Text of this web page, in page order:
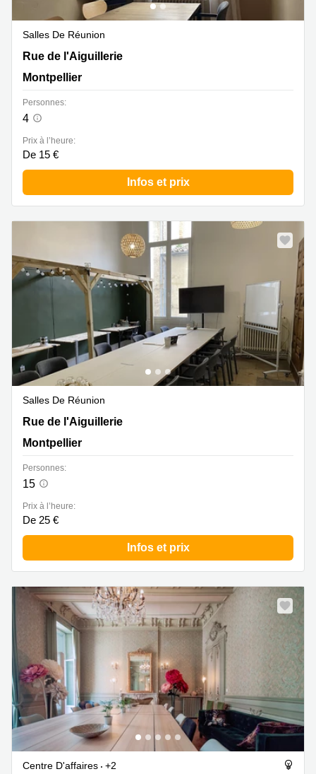
Salles De Réunion
Rue de l'Aiguillerie 31, Montpellier
Rue de l'Aiguillerie
Montpellier
Personnes:
4
Prix à l’heure:
De 15 €
Infos et prix
Salles De Réunion
Rue de l'Aiguillerie 31, Montpellier
Rue de l'Aiguillerie
Montpellier
Personnes:
15
Prix à l’heure:
De 25 €
Infos et prix
Centre D'affaires +2